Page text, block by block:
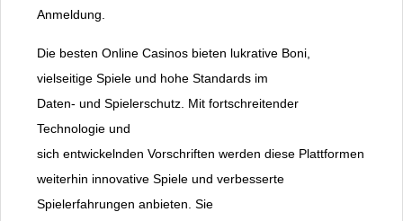
Anmeldung.
Die besten Online Casinos bieten lukrative Boni,
vielseitige Spiele und hohe Standards im
Daten- und Spielerschutz. Mit fortschreitender
Technologie und
sich entwickelnden Vorschriften werden diese Plattformen
weiterhin innovative Spiele und verbesserte
Spielerfahrungen anbieten. Sie